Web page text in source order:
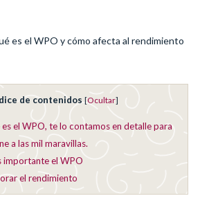
es el WPO y cómo afecta al rendimiento
de contenidos [Ocultar]
es el WPO, te lo contamos en detalle para
a las mil maravillas.
importante el WPO
el rendimiento